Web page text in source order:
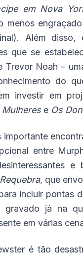
em Nova
menos
Além disso,
que se
Trevor Noah –
do
investir em
Mulheres e Os
entre
, que
incluir pontas
gravado já na
em várias
é tão